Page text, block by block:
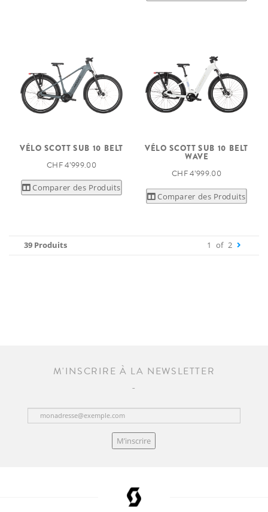
VÉLO SCOTT SUB 10 BELT
CHF 4’999.00
Comparer des Produits
VÉLO SCOTT SUB 10 BELT
WAVE
CHF 4’999.00
Comparer des Produits
39 Produits 1 of 2
M'INSCRIRE À LA NEWSLETTER
M’inscrire